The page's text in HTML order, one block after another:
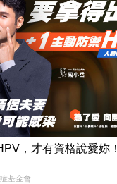
，才有資格說愛妳！
基金會